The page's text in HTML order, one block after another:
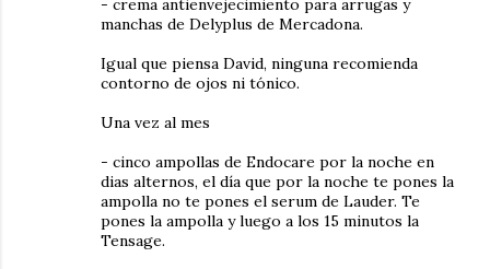
- crema antienvejecimiento para arrugas y
manchas de Delyplus de Mercadona.
Igual que piensa David, ninguna recomienda
contorno de ojos ni tónico.
Una vez al mes
- cinco ampollas de Endocare por la noche en
dias alternos, el día que por la noche te pones la
ampolla no te pones el serum de Lauder. Te
pones la ampolla y luego a los 15 minutos la
Tensage.